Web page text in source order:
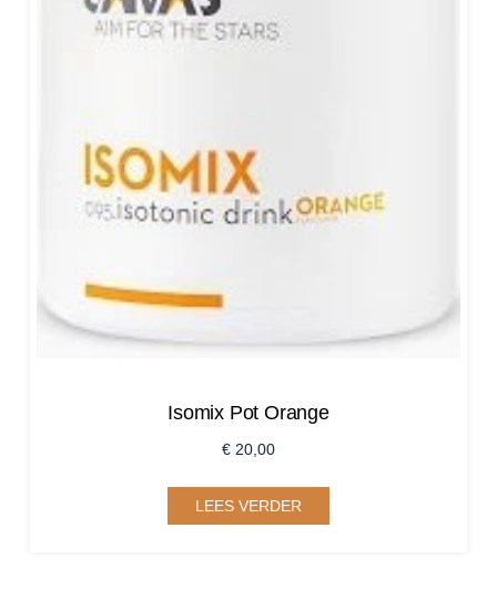
Isomix Pot Orange
€ 20,00
LEES VERDER